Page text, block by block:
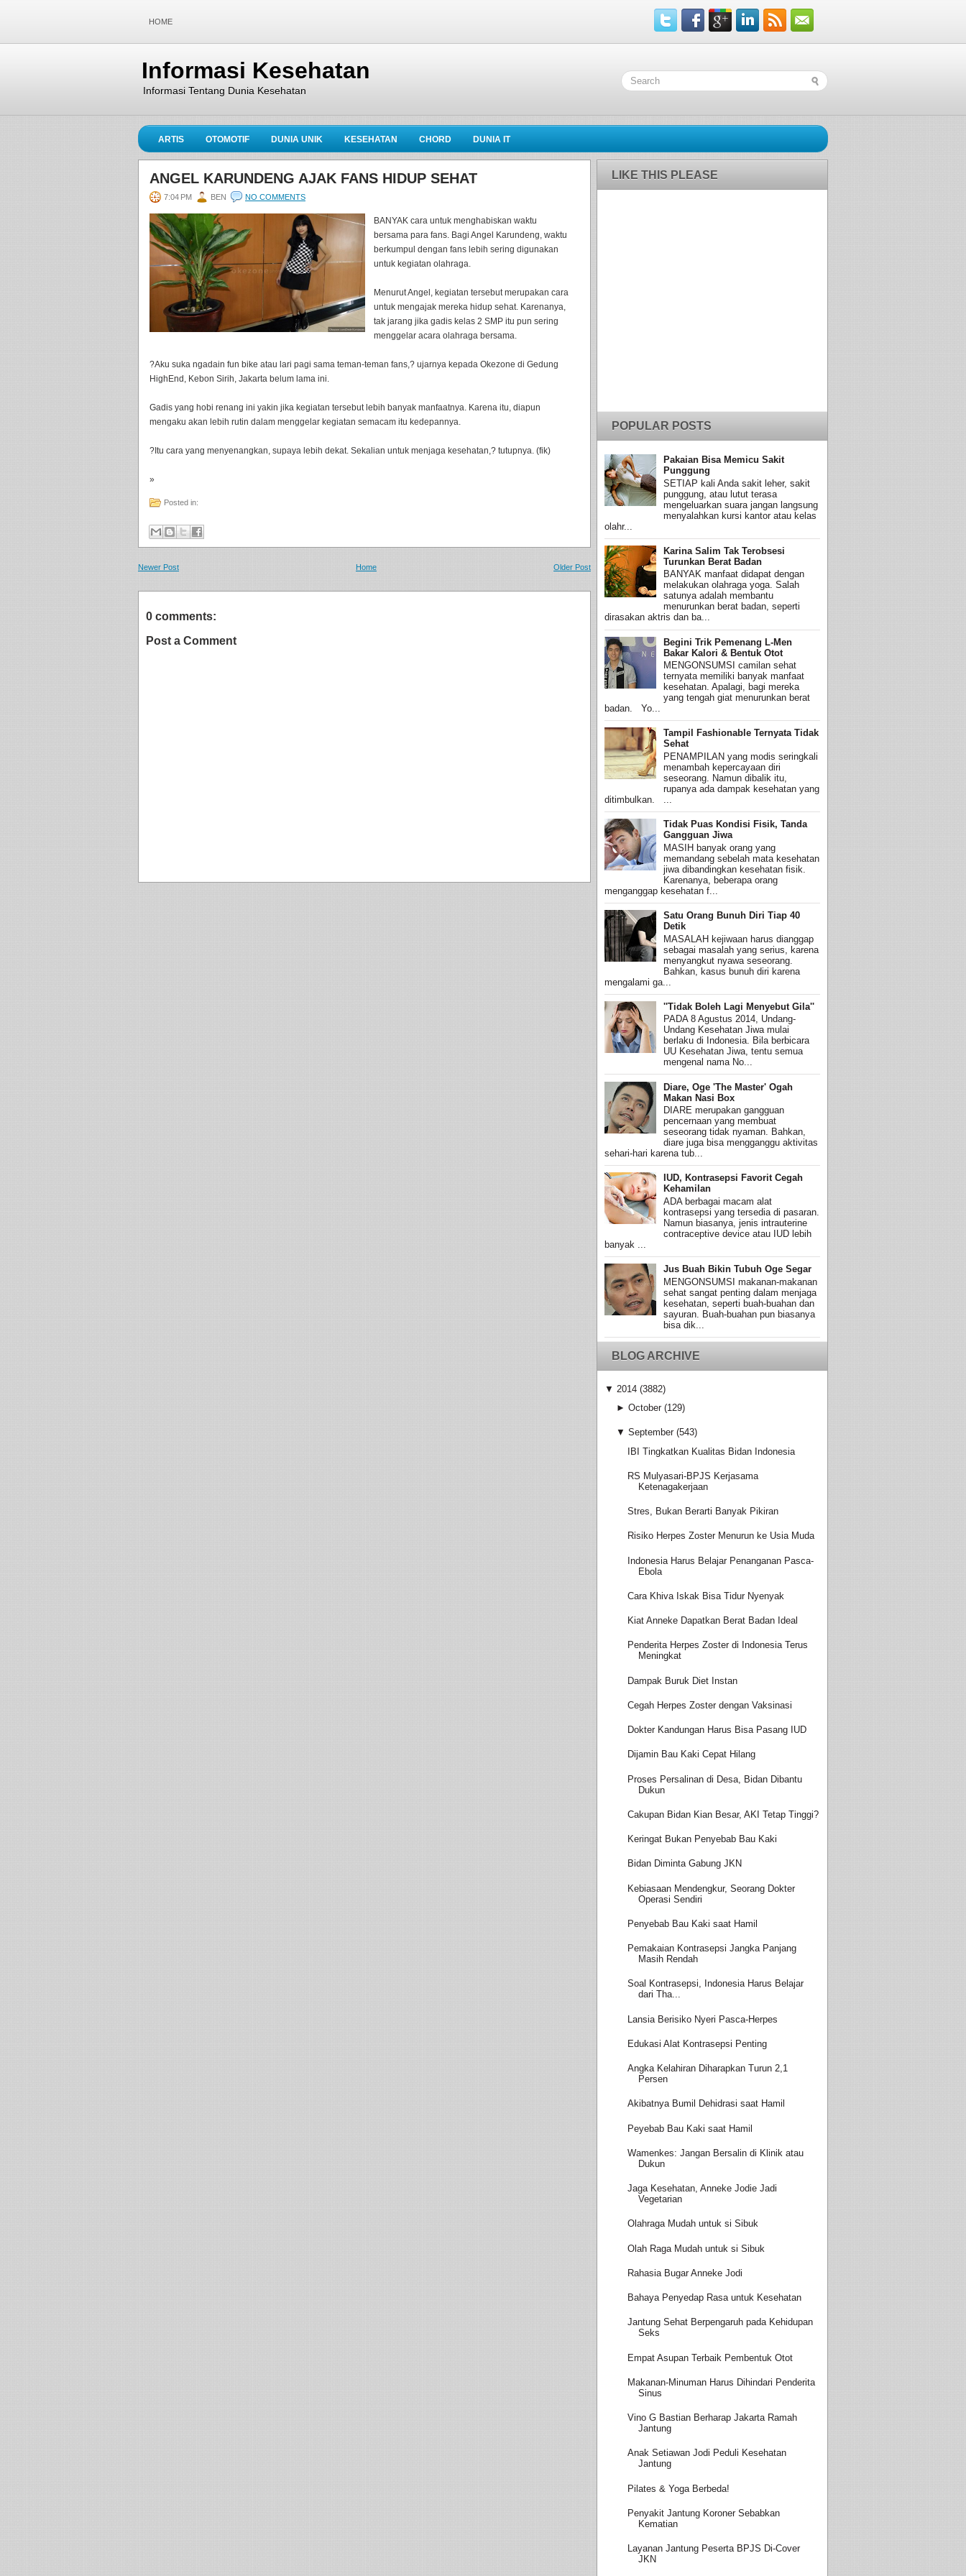
HOME
Informasi Kesehatan
Informasi Tentang Dunia Kesehatan
ARTIS OTOMOTIF DUNIA UNIK KESEHATAN CHORD DUNIA IT
ANGEL KARUNDENG AJAK FANS HIDUP SEHAT
7:04 PM BEN NO COMMENTS
BANYAK cara untuk menghabiskan waktu
bersama para fans. Bagi Angel Karundeng, waktu
berkumpul dengan fans lebih sering digunakan
untuk kegiatan olahraga.
Menurut Angel, kegiatan tersebut merupakan cara
untuk mengajak mereka hidup sehat. Karenanya,
tak jarang jika gadis kelas 2 SMP itu pun sering
menggelar acara olahraga bersama.
?Aku suka ngadain fun bike atau lari pagi sama teman-teman fans,? ujarnya kepada Okezone di Gedung
HighEnd, Kebon Sirih, Jakarta belum lama ini.
Gadis yang hobi renang ini yakin jika kegiatan tersebut lebih banyak manfaatnya. Karena itu, diapun
mengaku akan lebih rutin dalam menggelar kegiatan semacam itu kedepannya.
?Itu cara yang menyenangkan, supaya lebih dekat. Sekalian untuk menjaga kesehatan,? tutupnya. (fik)
»
Posted in:
Newer Post Older Post
Home
0 comments:
Post a Comment
LIKE THIS PLEASE
POPULAR POSTS
Pakaian Bisa Memicu Sakit
Punggung
SETIAP kali Anda sakit leher, sakit
punggung, atau lutut terasa
mengeluarkan suara jangan langsung
menyalahkan kursi kantor atau kelas
olahr...
Karina Salim Tak Terobsesi
Turunkan Berat Badan
BANYAK manfaat didapat dengan
melakukan olahraga yoga. Salah
satunya adalah membantu
menurunkan berat badan, seperti
dirasakan aktris dan ba...
Begini Trik Pemenang L-Men
Bakar Kalori & Bentuk Otot
MENGONSUMSI camilan sehat
ternyata memiliki banyak manfaat
kesehatan. Apalagi, bagi mereka
yang tengah giat menurunkan berat
badan. Yo...
Tampil Fashionable Ternyata Tidak
Sehat
PENAMPILAN yang modis seringkali
menambah kepercayaan diri
seseorang. Namun dibalik itu,
rupanya ada dampak kesehatan yang
ditimbulkan. ...
Tidak Puas Kondisi Fisik, Tanda
Gangguan Jiwa
MASIH banyak orang yang
memandang sebelah mata kesehatan
jiwa dibandingkan kesehatan fisik.
Karenanya, beberapa orang
menganggap kesehatan f...
Satu Orang Bunuh Diri Tiap 40
Detik
MASALAH kejiwaan harus dianggap
sebagai masalah yang serius, karena
menyangkut nyawa seseorang.
Bahkan, kasus bunuh diri karena
mengalami ga...
''Tidak Boleh Lagi Menyebut Gila''
PADA 8 Agustus 2014, Undang-
Undang Kesehatan Jiwa mulai
berlaku di Indonesia. Bila berbicara
UU Kesehatan Jiwa, tentu semua
mengenal nama No...
Diare, Oge 'The Master' Ogah
Makan Nasi Box
DIARE merupakan gangguan
pencernaan yang membuat
seseorang tidak nyaman. Bahkan,
diare juga bisa mengganggu aktivitas
sehari-hari karena tub...
IUD, Kontrasepsi Favorit Cegah
Kehamilan
ADA berbagai macam alat
kontrasepsi yang tersedia di pasaran.
Namun biasanya, jenis intrauterine
contraceptive device atau IUD lebih
banyak ...
Jus Buah Bikin Tubuh Oge Segar
MENGONSUMSI makanan-makanan
sehat sangat penting dalam menjaga
kesehatan, seperti buah-buahan dan
sayuran. Buah-buahan pun biasanya
bisa dik...
BLOG ARCHIVE
▼ 2014 (3882)
► October (129)
▼ September (543)
IBI Tingkatkan Kualitas Bidan Indonesia
RS Mulyasari-BPJS Kerjasama
Ketenagakerjaan
Stres, Bukan Berarti Banyak Pikiran
Risiko Herpes Zoster Menurun ke Usia Muda
Indonesia Harus Belajar Penanganan Pasca-
Ebola
Cara Khiva Iskak Bisa Tidur Nyenyak
Kiat Anneke Dapatkan Berat Badan Ideal
Penderita Herpes Zoster di Indonesia Terus
Meningkat
Dampak Buruk Diet Instan
Cegah Herpes Zoster dengan Vaksinasi
Dokter Kandungan Harus Bisa Pasang IUD
Dijamin Bau Kaki Cepat Hilang
Proses Persalinan di Desa, Bidan Dibantu
Dukun
Cakupan Bidan Kian Besar, AKI Tetap Tinggi?
Keringat Bukan Penyebab Bau Kaki
Bidan Diminta Gabung JKN
Kebiasaan Mendengkur, Seorang Dokter
Operasi Sendiri
Penyebab Bau Kaki saat Hamil
Pemakaian Kontrasepsi Jangka Panjang
Masih Rendah
Soal Kontrasepsi, Indonesia Harus Belajar
dari Tha...
Lansia Berisiko Nyeri Pasca-Herpes
Edukasi Alat Kontrasepsi Penting
Angka Kelahiran Diharapkan Turun 2,1
Persen
Akibatnya Bumil Dehidrasi saat Hamil
Peyebab Bau Kaki saat Hamil
Wamenkes: Jangan Bersalin di Klinik atau
Dukun
Jaga Kesehatan, Anneke Jodie Jadi
Vegetarian
Olahraga Mudah untuk si Sibuk
Olah Raga Mudah untuk si Sibuk
Rahasia Bugar Anneke Jodi
Bahaya Penyedap Rasa untuk Kesehatan
Jantung Sehat Berpengaruh pada Kehidupan
Seks
Empat Asupan Terbaik Pembentuk Otot
Makanan-Minuman Harus Dihindari Penderita
Sinus
Vino G Bastian Berharap Jakarta Ramah
Jantung
Anak Setiawan Jodi Peduli Kesehatan
Jantung
Pilates & Yoga Berbeda!
Penyakit Jantung Koroner Sebabkan
Kematian
Layanan Jantung Peserta BPJS Di-Cover
JKN